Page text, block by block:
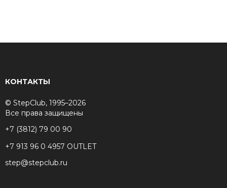
КОНТАКТЫ
© StepClub, 1995–2026
Все права защищены
+7 (3812) 79 00 90
+7 913 96 0 4957 OUTLET
step@stepclub.ru